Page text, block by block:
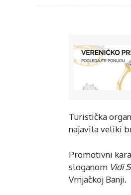
Turistička
najavila veliki
Promotivni
sloganom Vidi
Vrnjačkoj Banji.